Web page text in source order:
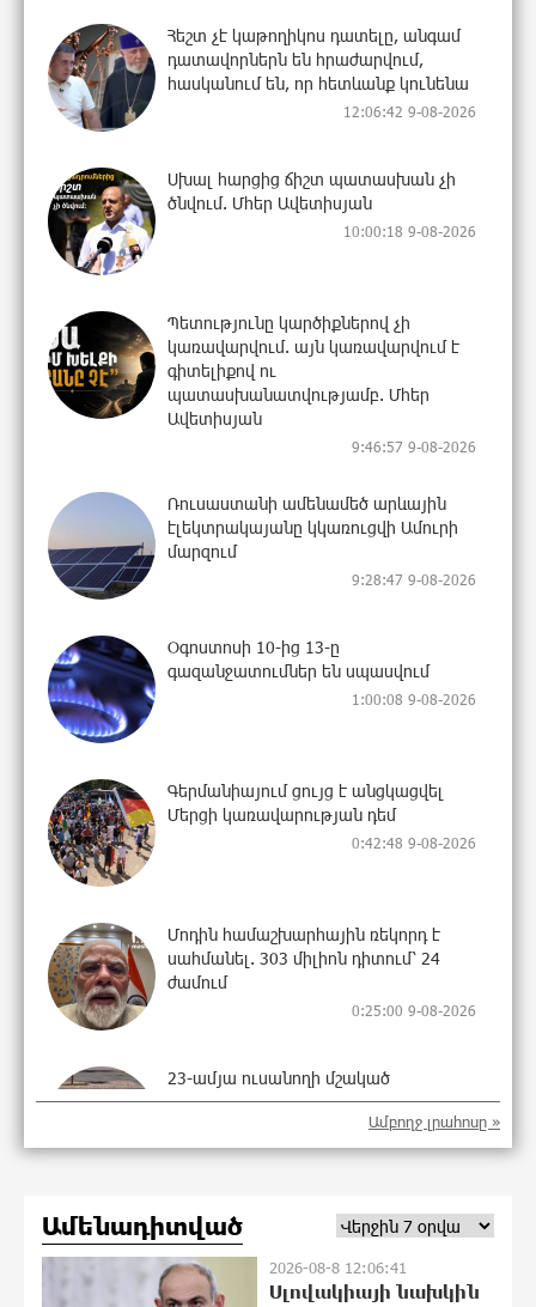
Հեշտ չէ կաթողիկոս դատելը, անգամ
դատավորներն են հրաժարվում,
հասկանում են, որ հետևանք կունենա
12:06:42 9-08-2026
Սխալ հարցից ճիշտ պատասխան չի
ծնվում. Մհեր Ավետիսյան
10:00:18 9-08-2026
Պետությունը կարծիքներով չի
կառավարվում. այն կառավարվում է
գիտելիքով ու
պատասխանատվությամբ. Մհեր
Ավետիսյան
9:46:57 9-08-2026
Ռուսաստանի ամենամեծ արևային
էլեկտրակայանը կկառուցվի Ամուրի
մարզում
9:28:47 9-08-2026
Օգոստոսի 10-ից 13-ը
գազանջատումներ են սպասվում
1:00:08 9-08-2026
Գերմանիայում ցույց է անցկացվել
Մերցի կառավարության դեմ
0:42:48 9-08-2026
Մոդին համաշխարհային ռեկորդ է
սահմանել. 303 միլիոն դիտում՝ 24
ժամում
0:25:00 9-08-2026
23-ամյա ուսանողի մշակած
հավելվածը հարավկորեական App
Store-ում շրջանցել է նույնիսկ Google
Maps-ը
Ռուսաստանի տարածքում ոչնչացվել
է ուկրաինական 360 անօդաչու թռչող
սարք
Ամբողջ լրահոսը »
Ամենադիտված
2026-08-8 12:06:41
Սլովակիայի նախկին